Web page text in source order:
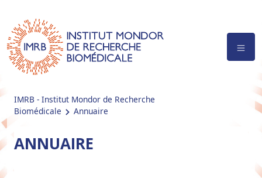
IMRB - Institut Mondor de Recherche
Biomédicale
Annuaire
ANNUAIRE